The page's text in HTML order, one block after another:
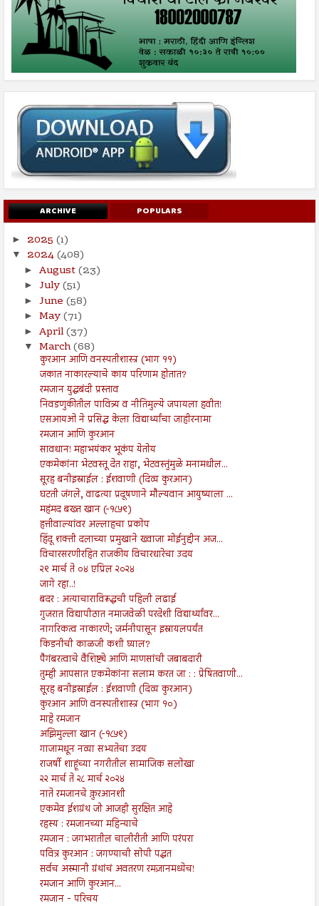
ARCHIVE POPULARS
► 2025 (1)
▼ 2024(408)
► August(23)
► July(51)
► June (58)
► May(71)
► April(37)
▼ March(68)
कुरआन आणि वनस्पतीशास्त्र (भाग ११)
जकात नाकारल्याचे काय परिणाम होतात?
रमजान युद्धबंदी प्रस्ताव
निवडणुकीतील पावित्र्य व नीतिमुल्ये जपायला हवीत!
एसआयओ ने प्रसिद्ध केला विद्यार्थ्यांचा जाहीरनामा
रमजान आणि कुरआन
सावधान! महाभयंकर भूकंप येतोय
एकमेकांना भेटवस्तू देत राहा, भेटवस्तुंमुळे मनामधील...
सूरह बनीइस्राईल : ईशवाणी (दिव्य कुरआन)
घटती जंगले, वाढत्या प्रदूषणाने मौल्यवान आयुष्याला ...
महंमद बख्त खान (-१८५९)
हत्तीवाल्यांवर अल्लाहचा प्रकोप
हिंदू शक्ती दलाच्या प्रमुखाने ख्वाजा मोईनुद्दीन अज...
विचारसरणीरहित राजकीय विचारधारेचा उदय
२९ मार्च ते ०४ एप्रिल २०२४
जागे रहा..!
बदर : अत्याचाराविरूद्धची पहिली लढाई
गुजरात विद्यापीठात नमाजवेळी परदेशी विद्यार्थ्यांवर...
नागरिकत्व नाकारणे; जर्मनीपासून इस्रायलपर्यंत
किडनीची काळजी कशी घ्याल?
पैगंबरत्वाचे वैशिष्ट्ये आणि माणसांची जबाबदारी
तुम्ही आपसात एकमेकांना सलाम करत जा : : प्रेषितवाणी...
सूरह बनीइस्राईल : ईशवाणी (दिव्य कुरआन)
कुरआन आणि वनस्पतीशास्त्र (भाग १०)
माहे रमजान
अझिमुल्ला खान (-१८५९)
गाजामधून नव्या सभ्यतेचा उदय
राजर्षी शाहूंच्या नगरीतील सामाजिक सलोखा
२२ मार्च ते २८ मार्च २०२४
नाते रमजानचे क़ुरआनशी
एकमेव ईशग्रंथ जो आजही सुरक्षित आहे
रहस्य : रमजानच्या महिन्याचे
रमजान : जगभरातील चालीरीती आणि परंपरा
पवित्र कुरआन : जगण्याची सोपी पद्धत
सर्वच अस्मानी ग्रंथांचं अवतरण रमज़ानमध्येच!
रमजान आणि कुरआन...
रमजान - परिचय